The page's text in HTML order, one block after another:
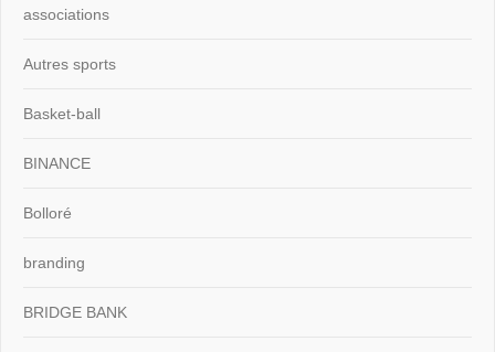
associations
Autres sports
Basket-ball
BINANCE
Bolloré
branding
BRIDGE BANK